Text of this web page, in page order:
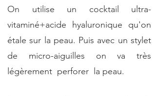
On utilise un cocktail ultra-
vitaminé+acide hyaluronique qu'on
étale sur la peau. Puis avec un stylet
de micro-aiguilles on va très
légèrement perforer la peau.